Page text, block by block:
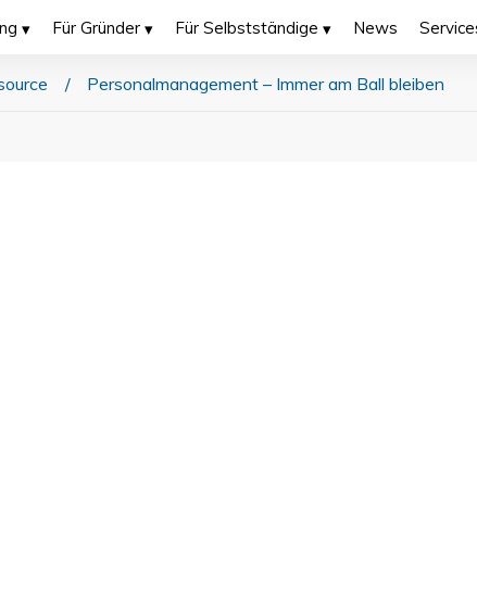
Für Gründer Für Selbstständige News
/ Personalmanagement – Immer am Ball bleiben